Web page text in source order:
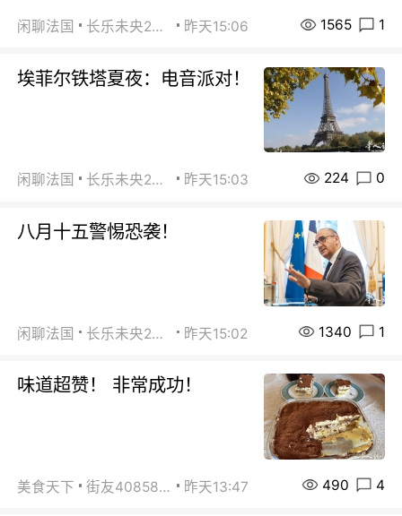
闲聊法国 长乐未央2015 昨天15:06 1565 1
埃菲尔铁塔夏夜：电音派对！
闲聊法国 长乐未央2015 昨天15:03 224 0
八月十五警惕恐袭！
闲聊法国 长乐未央2015 昨天15:02 1340 1
味道超赞！ 非常成功！
美食天下 街友40858442 昨天13:47 490 4